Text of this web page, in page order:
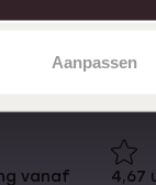
Aanpassen
in huis
vanaf
4,67